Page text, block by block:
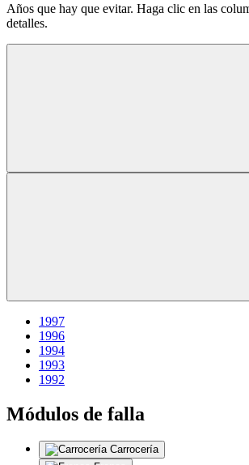
Años que hay que evitar. Haga clic en las
detalles.
1997
1996
1994
1993
1992
Módulos de falla
Carrocería